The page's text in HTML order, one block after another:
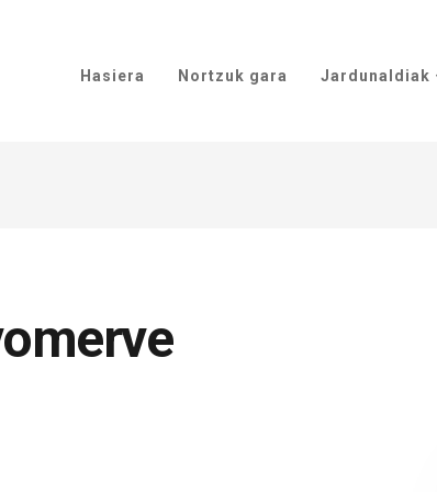
Hasiera Nortzuk gara Jardunaldiak